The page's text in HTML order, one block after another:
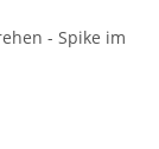
- Spike im